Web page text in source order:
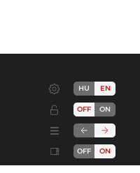
HU EN
OFF ON
OFF ON